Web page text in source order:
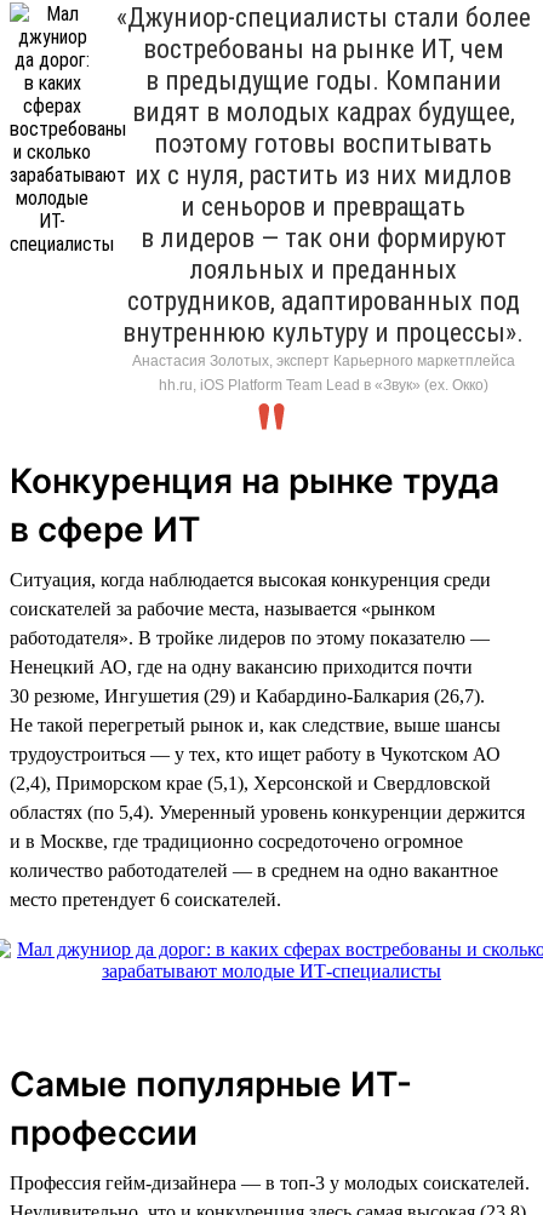
«Джуниор-специалисты стали более
востребованы на рынке ИТ, чем
в предыдущие годы. Компании
видят в молодых кадрах будущее,
поэтому готовы воспитывать
их с нуля, растить из них мидлов
и сеньоров и превращать
в лидеров — так они формируют
лояльных и преданных
сотрудников, адаптированных под
внутреннюю культуру и процессы».
Анастасия Золотых, эксперт Карьерного маркетплейса
hh.ru, iOS Platform Team Lead в «Звук» (ex. Окко)
Конкуренция на рынке труда
в сфере ИТ
Ситуация, когда наблюдается высокая конкуренция среди
соискателей за рабочие места, называется «рынком
работодателя». В тройке лидеров по этому показателю —
Ненецкий АО, где на одну вакансию приходится почти
30 резюме, Ингушетия (29) и Кабардино-Балкария (26,7).
Не такой перегретый рынок и, как следствие, выше шансы
трудоустроиться — у тех, кто ищет работу в Чукотском АО
(2,4), Приморском крае (5,1), Херсонской и Свердловской
областях (по 5,4). Умеренный уровень конкуренции держится
и в Москве, где традиционно сосредоточено огромное
количество работодателей — в среднем на одно вакантное
место претендует 6 соискателей.
Самые популярные ИТ-
профессии
Профессия гейм-дизайнера — в топ-3 у молодых соискателей.